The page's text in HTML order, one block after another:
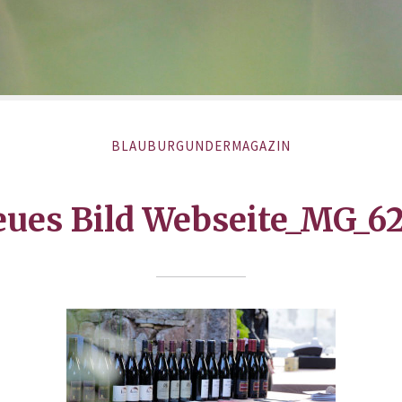
BLAUBURGUNDERMAGAZIN
Bild